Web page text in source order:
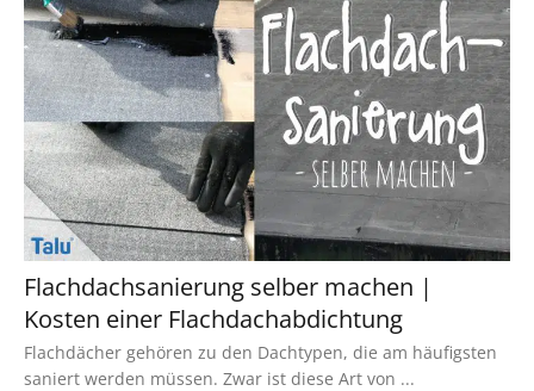
Flachdachsanierung selber machen |
Kosten einer Flachdachabdichtung
Flachdächer gehören zu den Dachtypen, die am häufigsten
saniert werden müssen. Zwar ist diese Art von ...